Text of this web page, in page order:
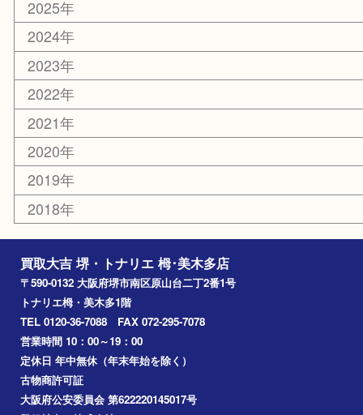
古美術品
食器
テレホンカード
金券・商品券
株主優待券
古銭
金貨
記念メダル
化粧品
香水
喫煙具
文房具
釣り具
家電
電動工具
楽器
ホビー
携帯電話